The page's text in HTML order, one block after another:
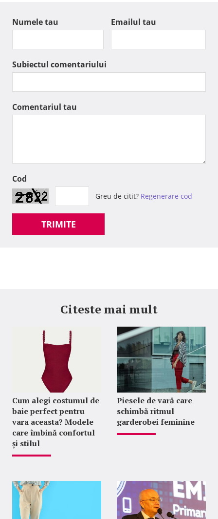
Numele tau Emailul tau
Subiectul comentariului
Comentariul tau
Cod
Greu de citit? Regenerare cod
TRIMITE
Citeste mai mult
Cum alegi costumul de
baie perfect pentru
vara aceasta? Modele
care îmbină confortul
și stilul
Piesele de vară care
schimbă ritmul
garderobei feminine